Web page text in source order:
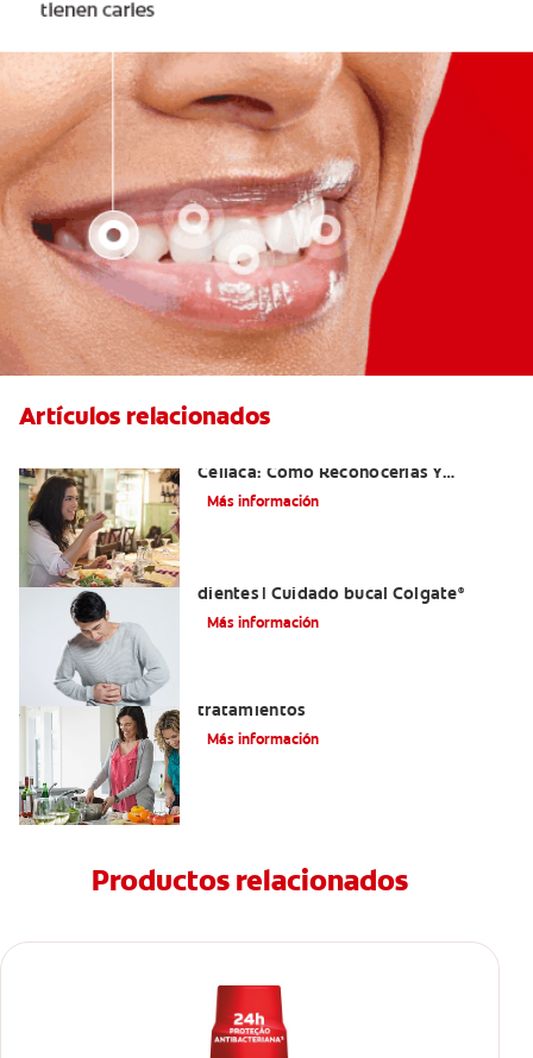
Artículos relacionados
Celíaca: Cómo Reconocerlas Y
Tratarlas
Más información
dientes | Cuidado bucal Colgate®
Más información
tratamientos
Más información
Productos relacionados